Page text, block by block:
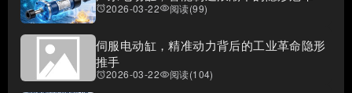
access_alarms2026-03-22visibility阅读(99)
伺服电动缸，精准动力背后的工业革命隐形
推手
access_alarms2026-03-22visibility阅读(104)